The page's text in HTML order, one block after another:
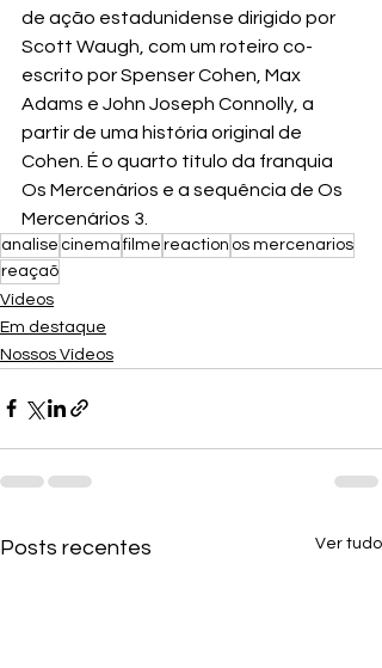
de ação estadunidense dirigido por
Scott Waugh, com um roteiro co-
escrito por Spenser Cohen, Max
Adams e John Joseph Connolly, a
partir de uma história original de
Cohen. É o quarto título da franquia
Os Mercenários e a sequência de Os
Mercenários 3.
analise cinema filme reaction os mercenarios
reaçaõ
Vídeos
Em destaque
Nossos Vídeos
Posts recentes Ver tudo